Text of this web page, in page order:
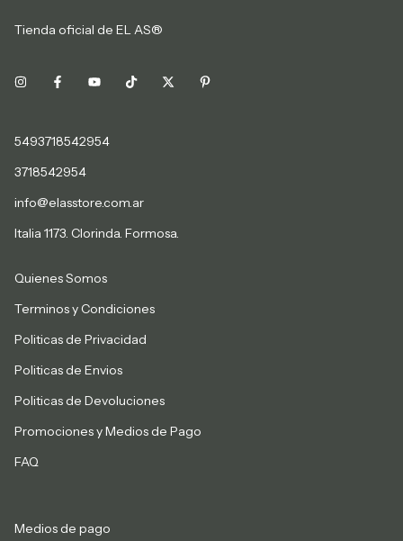
Tienda oficial de EL AS®
5493718542954
3718542954
info@elasstore.com.ar
Italia 1173. Clorinda. Formosa.
Quienes Somos
Terminos y Condiciones
Politicas de Privacidad
Politicas de Envios
Politicas de Devoluciones
Promociones y Medios de Pago
FAQ
Medios de pago